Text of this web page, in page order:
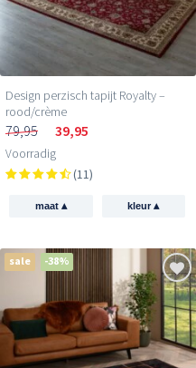
Design perzisch tapijt Royalty –
rood/crème
79,95 39,95
Voorradig
(11)
maat ▴ kleur▴
sale -38%